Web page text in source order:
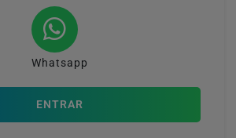
Whatsapp
ENTRAR